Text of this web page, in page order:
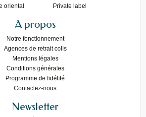
oriental
Private label
A propos
Notre fonctionnement
Agences de retrait colis
Mentions légales
Conditions générales
Programme de fidélité
Contactez-nous
Newsletter